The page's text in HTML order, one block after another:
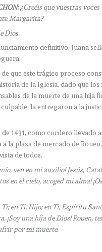
¿Creéis que vuestras voces
Margarita?
Dios.
definitivo, Juana
que este trágico proceso
de la Iglesia, dado que
de la muerte de una hija
la entregaron a la
de 1431, como cordero llevado
la plaza de mercado de
de todos.
ven en mi auxilio! Jesús,
en el cielo, acoged mi alma!
Ti; en Ti, Hijo; en Ti, Espíritu
¡Soy una hija de Dios! Rouen,
por mi muerte.